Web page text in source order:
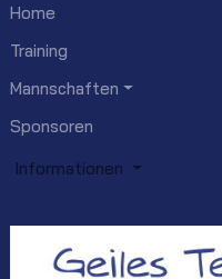
Home
Training
Mannschaften
Sponsoren
Informationen